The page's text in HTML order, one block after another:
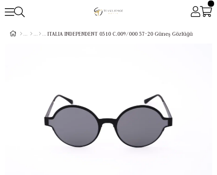
ITALIA INDEPENDENT 0510 C.009/000 57-20 Güneş Gözlüğü